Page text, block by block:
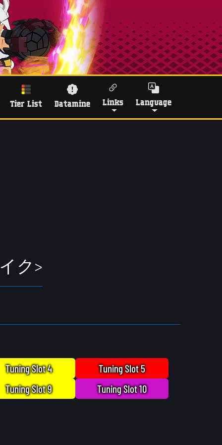
Tier List Datamine Links Language
ク>
Tuning Slot 4
Tuning Slot 5
Tuning Slot 9 Tuning Slot 10